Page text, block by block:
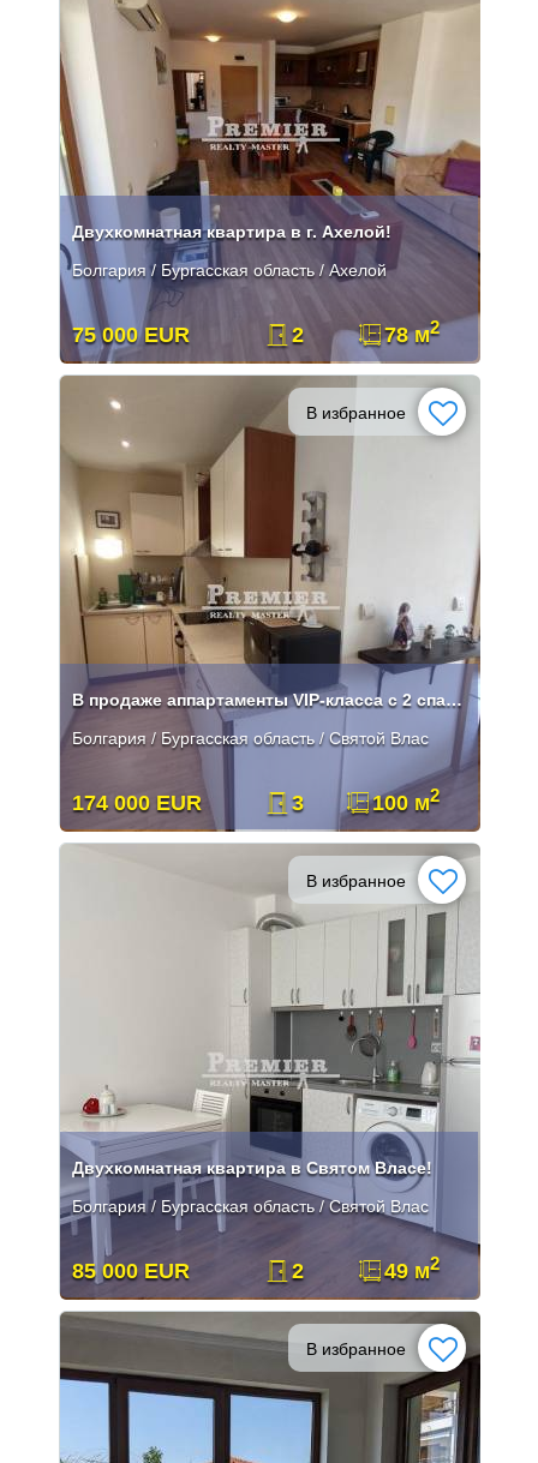
Двухкомнатная квартира в г. Ахелой!
Болгария / Бургасская область / Ахелой
75 000 EUR 2 78 м2
В избранное
В продаже аппартаменты VIP-класса c 2 спальнями!
Болгария / Бургасская область / Святой Влас
174 000 EUR 3 100 м2
В избранное
Двухкомнатная квартира в Святом Власе!
Болгария / Бургасская область / Святой Влас
85 000 EUR 2 49 м2
В избранное